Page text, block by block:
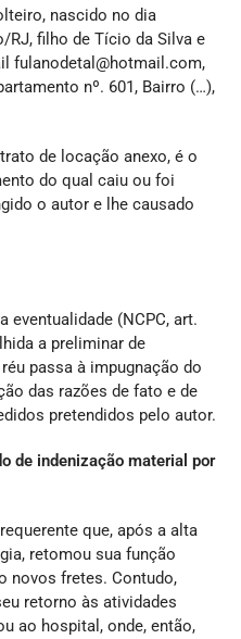
nascido no dia
RJ, filho de Tício da Silva e
fulanodetal@hotmail.com,
nº. 601, Bairro (…),
de locação anexo, é o
do qual caiu ou foi
o autor e lhe causado
eventualidade (NCPC, art.
a preliminar de
passa à impugnação do
das razões de fato e de
pretendidos pelo autor.
de indenização material por
que, após a alta
retomou sua função
novos fretes. Contudo,
retorno às atividades
ao hospital, onde, então,